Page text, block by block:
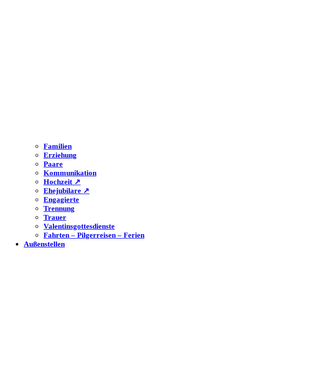
Familien
Erziehung
Paare
Kommunikation
Hochzeit ↗
Ehejubilare ↗
Engagierte
Trennung
Trauer
Valentinsgottesdienste
Fahrten – Pilgerreisen – Ferien
Außenstellen